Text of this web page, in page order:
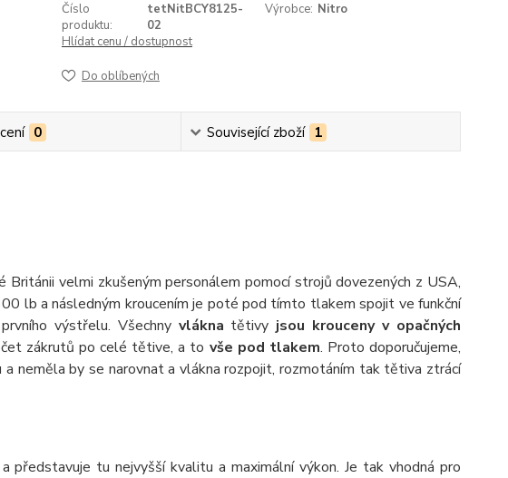
Číslo
produktu:
tetNitBCY8125-
02
Výrobce: Nitro
Hlídat cenu / dostupnost
Do oblíbených
0 Související zboží 1
velmi zkušeným personálem pomocí strojů dovezených z USA,
lb a následným kroucením je poté pod tímto tlakem spojit ve funkční
výstřelu. Všechny vlákna tětivy jsou krouceny v opačných
zákrutů po celé tětive, a to vše pod tlakem. Proto doporučujeme,
neměla by se narovnat a vlákna rozpojit, rozmotáním tak tětiva ztrácí
tu nejvyšší kvalitu a maximální výkon. Je tak vhodná pro